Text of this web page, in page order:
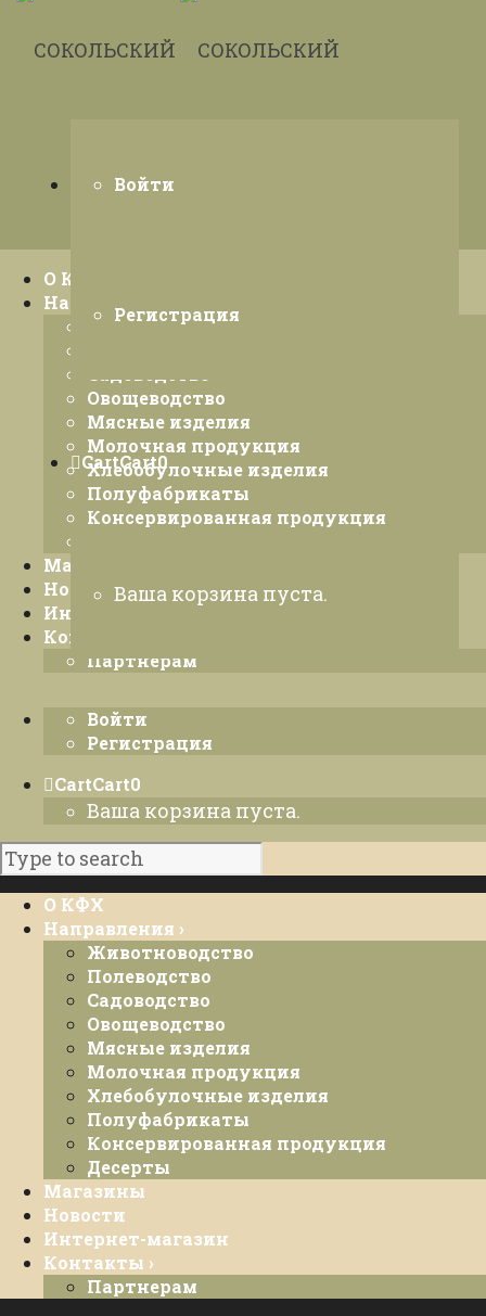
Войти
Регистрация
CartCart0
Ваша корзина пуста.
О КФХ
Направления ›
Животноводство
Овощеводство
Мясные изделия
Молочная продукция
Хлебобулочные изделия
Полуфабрикаты
Консервированная продукция
Магазины
Новости
Интернет-магазин
Контакты ›
Партнерам
Войти
Регистрация
CartCart0
Ваша корзина пуста.
О КФХ
Направления ›
Животноводство
Полеводство
Садоводство
Овощеводство
Мясные изделия
Молочная продукция
Хлебобулочные изделия
Полуфабрикаты
Консервированная продукция
Десерты
Магазины
Новости
Интернет-магазин
Контакты ›
Партнерам